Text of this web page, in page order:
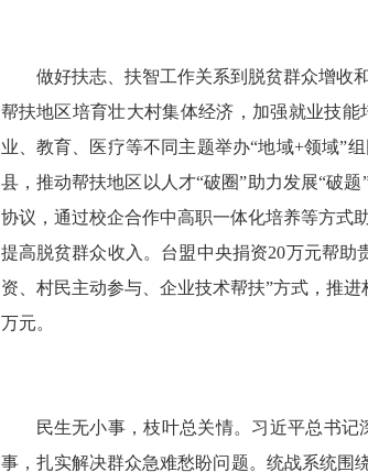
做好扶志、扶智工作关系到脱贫群众增收
帮扶地区培育壮大村集体经济，加强就业技
业、教育、医疗等不同主题举办“地域+领域”
县，推动帮扶地区以人才“破圈”助力发展“破
协议，通过校企合作中高职一体化培养等方式
提高脱贫群众收入。台盟中央捐资20万元帮
资、村民主动参与、企业技术帮扶”方式，推
万元。
民生无小事，枝叶总关情。习近平总书
事，扎实解决群众急难愁盼问题。统战系统围